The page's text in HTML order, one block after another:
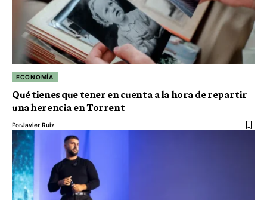
ECONOMÍA
Qué tienes que tener en cuenta a la hora de repartir
una herencia en Torrent
PorJavier Ruiz